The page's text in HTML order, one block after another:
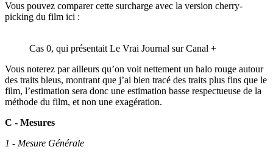
Vous pouvez comparer cette surcharge avec la version cherry-
picking du film ici :
Cas 0, qui présentait Le Vrai Journal sur Canal +
Vous noterez par ailleurs qu’on voit nettement un halo rouge autour
des traits bleus, montrant que j’ai bien tracé des traits plus fins que le
film, l’estimation sera donc une estimation basse respectueuse de la
méthode du film, et non une exagération.
C - Mesures
1 - Mesure Générale